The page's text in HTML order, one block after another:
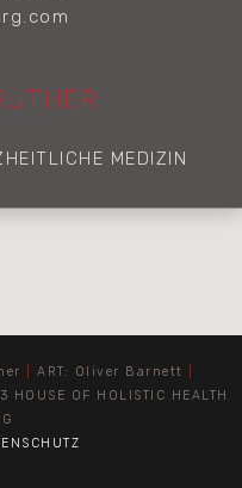
MEDIZIN
ART: Oliver Barnett
HOUSE OF HOLISTIC HEALTH